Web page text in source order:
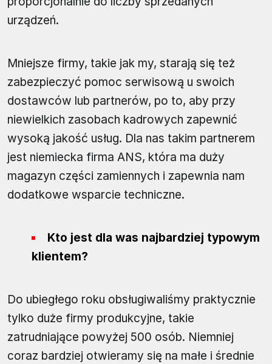
urządzeń.
Mniejsze firmy, takie jak my, starają się też
zabezpieczyć pomoc serwisową u swoich
dostawców lub partnerów, po to, aby przy
niewielkich zasobach kadrowych zapewnić
wysoką jakość usług. Dla nas takim partnerem
jest niemiecka firma ANS, która ma duży
magazyn części zamiennych i zapewnia nam
dodatkowe wsparcie techniczne.
Kto jest dla was najbardziej typowym
klientem?
Do ubiegłego roku obsługiwaliśmy praktycznie
tylko duże firmy produkcyjne, takie
zatrudniające powyżej 500 osób. Niemniej
coraz bardziej otwieramy się na małe i średnie